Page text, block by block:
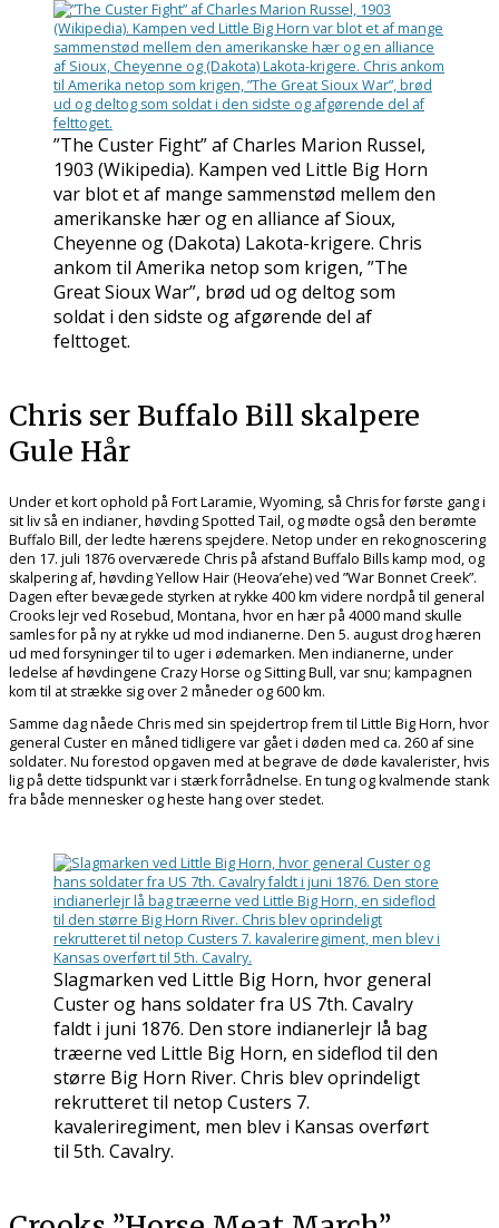
”The Custer Fight” af Charles Marion Russel,
1903 (Wikipedia). Kampen ved Little Big Horn
var blot et af mange sammenstød mellem den
amerikanske hær og en alliance af Sioux,
Cheyenne og (Dakota) Lakota-krigere. Chris
ankom til Amerika netop som krigen, ”The
Great Sioux War”, brød ud og deltog som
soldat i den sidste og afgørende del af
felttoget.
Chris ser Buffalo Bill skalpere
Gule Hår
Under et kort ophold på Fort Laramie, Wyoming, så Chris for første gang i
sit liv så en indianer, høvding Spotted Tail, og mødte også den berømte
Buffalo Bill, der ledte hærens spejdere. Netop under en rekognoscering
den 17. juli 1876 overværede Chris på afstand Buffalo Bills kamp mod, og
skalpering af, høvding Yellow Hair (Heova’ehe) ved ”War Bonnet Creek”.
Dagen efter bevægede styrken at rykke 400 km videre nordpå til general
Crooks lejr ved Rosebud, Montana, hvor en hær på 4000 mand skulle
samles for på ny at rykke ud mod indianerne. Den 5. august drog hæren
ud med forsyninger til to uger i ødemarken. Men indianerne, under
ledelse af høvdingene Crazy Horse og Sitting Bull, var snu; kampagnen
kom til at strække sig over 2 måneder og 600 km.
Samme dag nåede Chris med sin spejdertrop frem til Little Big Horn, hvor
general Custer en måned tidligere var gået i døden med ca. 260 af sine
soldater. Nu forestod opgaven med at begrave de døde kavalerister, hvis
lig på dette tidspunkt var i stærk forrådnelse. En tung og kvalmende stank
fra både mennesker og heste hang over stedet.
Slagmarken ved Little Big Horn, hvor general
Custer og hans soldater fra US 7th. Cavalry
faldt i juni 1876. Den store indianerlejr lå bag
træerne ved Little Big Horn, en sideflod til den
større Big Horn River. Chris blev oprindeligt
rekrutteret til netop Custers 7.
kavaleriregiment, men blev i Kansas overført
til 5th. Cavalry.